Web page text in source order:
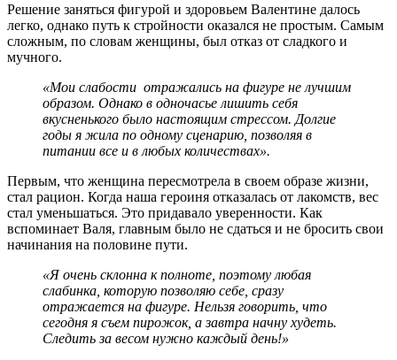
Решение заняться фигурой и здоровьем Валентине далось
легко, однако путь к стройности оказался не простым. Самым
сложным, по словам женщины, был отказ от сладкого и
мучного.
«Мои слабости отражались на фигуре не лучшим
образом. Однако в одночасье лишить себя
вкусненького было настоящим стрессом. Долгие
годы я жила по одному сценарию, позволяя в
питании все и в любых количествах».
Первым, что женщина пересмотрела в своем образе жизни,
стал рацион. Когда наша героиня отказалась от лакомств, вес
стал уменьшаться. Это придавало уверенности. Как
вспоминает Валя, главным было не сдаться и не бросить свои
начинания на половине пути.
«Я очень склонна к полноте, поэтому любая
слабинка, которую позволяю себе, сразу
отражается на фигуре. Нельзя говорить, что
сегодня я съем пирожок, а завтра начну худеть.
Следить за весом нужно каждый день!»